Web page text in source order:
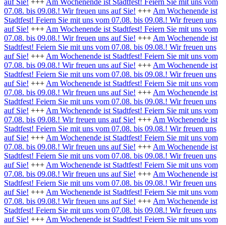
auf Sie! +++ Am Wochenende ist Stadtfest! Feiern Sie mit uns vom
07.08. bis 09.08.! Wir freuen uns auf Sie! +++ Am Wochenende ist
Stadtfest! Feiern Sie mit uns vom 07.08. bis 09.08.! Wir freuen uns
auf Sie! +++ Am Wochenende ist Stadtfest! Feiern Sie mit uns vom
07.08. bis 09.08.! Wir freuen uns auf Sie! +++ Am Wochenende ist
Stadtfest! Feiern Sie mit uns vom 07.08. bis 09.08.! Wir freuen uns
auf Sie! +++ Am Wochenende ist Stadtfest! Feiern Sie mit uns vom
07.08. bis 09.08.! Wir freuen uns auf Sie! +++ Am Wochenende ist
Stadtfest! Feiern Sie mit uns vom 07.08. bis 09.08.! Wir freuen uns
auf Sie! +++ Am Wochenende ist Stadtfest! Feiern Sie mit uns vom
07.08. bis 09.08.! Wir freuen uns auf Sie! +++ Am Wochenende ist
Stadtfest! Feiern Sie mit uns vom 07.08. bis 09.08.! Wir freuen uns
auf Sie! +++ Am Wochenende ist Stadtfest! Feiern Sie mit uns vom
07.08. bis 09.08.! Wir freuen uns auf Sie! +++ Am Wochenende ist
Stadtfest! Feiern Sie mit uns vom 07.08. bis 09.08.! Wir freuen uns
auf Sie! +++ Am Wochenende ist Stadtfest! Feiern Sie mit uns vom
07.08. bis 09.08.! Wir freuen uns auf Sie! +++ Am Wochenende ist
Stadtfest! Feiern Sie mit uns vom 07.08. bis 09.08.! Wir freuen uns
auf Sie! +++ Am Wochenende ist Stadtfest! Feiern Sie mit uns vom
07.08. bis 09.08.! Wir freuen uns auf Sie! +++ Am Wochenende ist
Stadtfest! Feiern Sie mit uns vom 07.08. bis 09.08.! Wir freuen uns
auf Sie! +++ Am Wochenende ist Stadtfest! Feiern Sie mit uns vom
07.08. bis 09.08.! Wir freuen uns auf Sie! +++ Am Wochenende ist
Stadtfest! Feiern Sie mit uns vom 07.08. bis 09.08.! Wir freuen uns
auf Sie! +++ Am Wochenende ist Stadtfest! Feiern Sie mit uns vom